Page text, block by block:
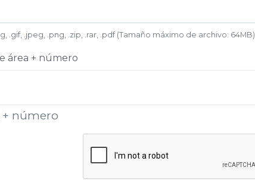
.gif, .jpeg, .png, .zip, .rar, .pdf (Tamaño máximo de archivo: 64MB)
área + número
+ número